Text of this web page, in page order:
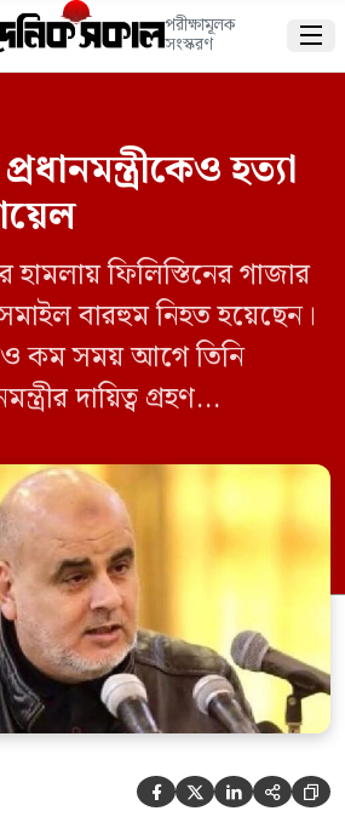
পরীক্ষামূলক
সংস্করণ 
হত্যা
হামলায় ফিলিস্তিনের গাজার
বারহুম নিহত হয়েছেন।
কম সময় আগে তিনি
দায়িত্ব গ্রহণ
লিসকে হত্যা করে ইসরায়েল।
হন ইসমাইল বারহুম।
মধ্যেই তাকেও হত্যা করা
প্রতিরক্ষামন্ত্রী
[…]
    